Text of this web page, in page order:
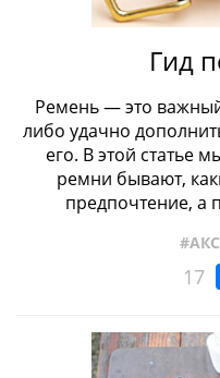
Гид
Ремень — это
либо удачно
его. В этой статье
ремни бывают,
предпочтение, а
17